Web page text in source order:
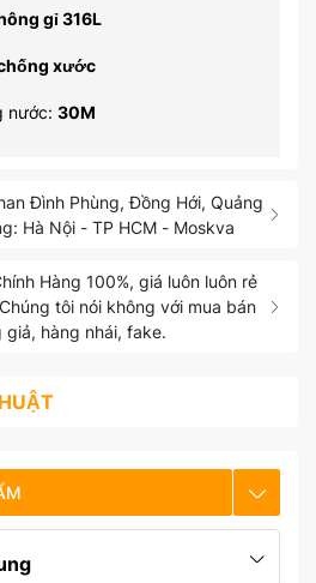
gỉ 316L
xước
nước: 30M
Đình Phùng, Đồng Hới, Quảng
Hà Nội - TP HCM - Moskva
Hàng 100%, giá luôn luôn rẻ
tôi nói không với mua bán
giả, hàng nhái, fake.